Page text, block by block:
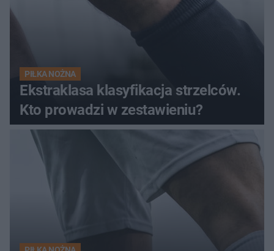
PIŁKA NOŻNA
Ekstraklasa klasyfikacja strzelców.
Kto prowadzi w zestawieniu?